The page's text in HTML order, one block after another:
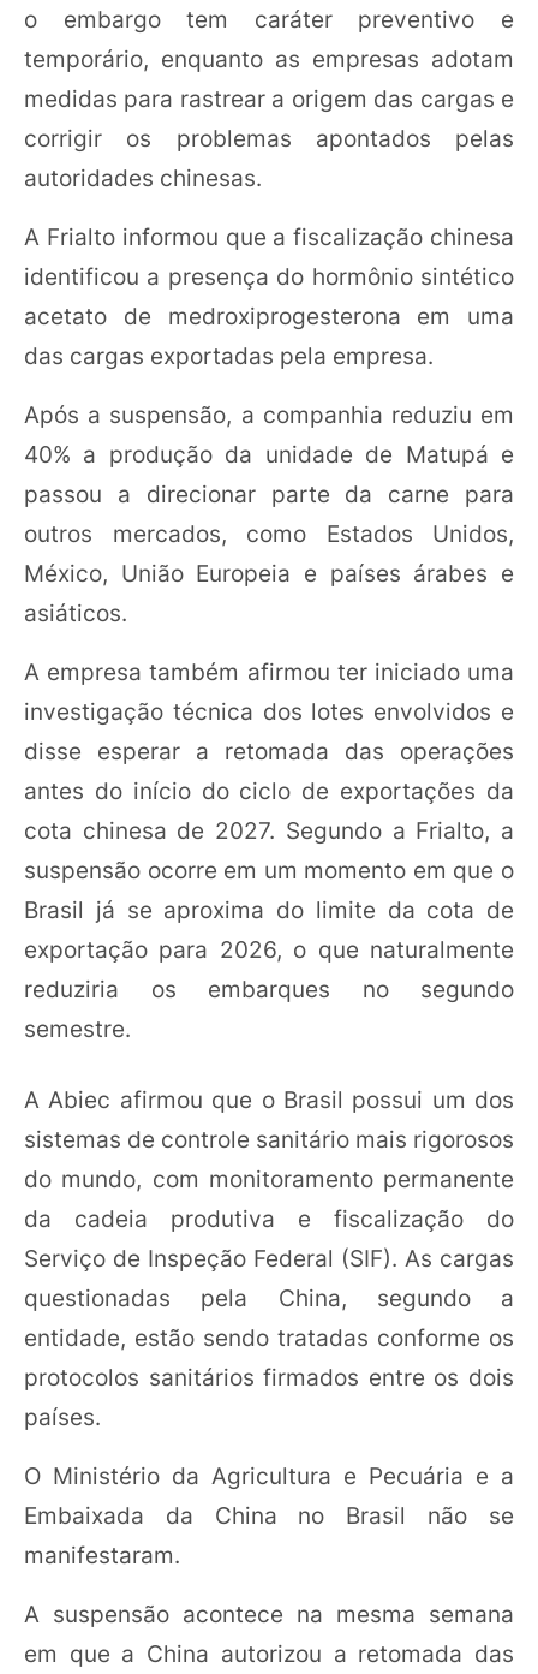
o embargo tem caráter preventivo e
temporário, enquanto as empresas adotam
medidas para rastrear a origem das cargas e
corrigir os problemas apontados pelas
autoridades chinesas.
A Frialto informou que a fiscalização chinesa
identificou a presença do hormônio sintético
acetato de medroxiprogesterona em uma
das cargas exportadas pela empresa.
Após a suspensão, a companhia reduziu em
40% a produção da unidade de Matupá e
passou a direcionar parte da carne para
outros mercados, como Estados Unidos,
México, União Europeia e países árabes e
asiáticos.
A empresa também afirmou ter iniciado uma
investigação técnica dos lotes envolvidos e
disse esperar a retomada das operações
antes do início do ciclo de exportações da
cota chinesa de 2027. Segundo a Frialto, a
suspensão ocorre em um momento em que o
Brasil já se aproxima do limite da cota de
exportação para 2026, o que naturalmente
reduziria os embarques no segundo
semestre.
A Abiec afirmou que o Brasil possui um dos
sistemas de controle sanitário mais rigorosos
do mundo, com monitoramento permanente
da cadeia produtiva e fiscalização do
Serviço de Inspeção Federal (SIF). As cargas
questionadas pela China, segundo a
entidade, estão sendo tratadas conforme os
protocolos sanitários firmados entre os dois
países.
O Ministério da Agricultura e Pecuária e a
Embaixada da China no Brasil não se
manifestaram.
A suspensão acontece na mesma semana
em que a China autorizou a retomada das